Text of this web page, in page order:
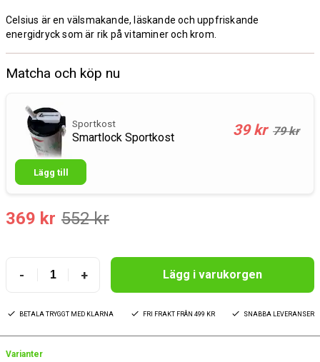
Celsius är en välsmakande, läskande och uppfriskande
energidryck som är rik på vitaminer och krom.
Matcha och köp nu
Sportkost
Smartlock Sportkost 39 kr 79 kr
Lägg till
369 kr 552 kr
- + Lägg i varukorgen
BETALA TRYGGT MED KLARNA FRI FRAKT FRÅN 499 KR SNABBA LEVERANSER
Varianter